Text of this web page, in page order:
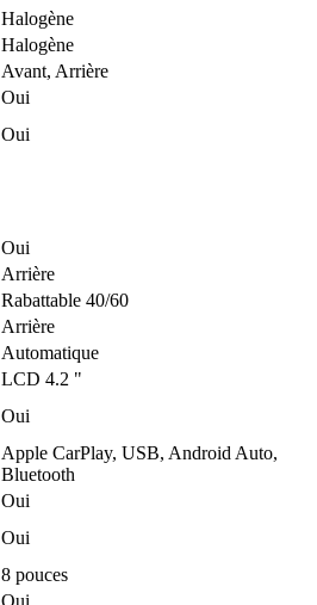
Halogène
Halogène
Avant, Arrière
Oui
Oui
Oui
Arrière
Rabattable 40/60
Arrière
Automatique
LCD 4.2 "
Oui
Apple CarPlay, USB, Android Auto,
Bluetooth
Oui
Oui
8 pouces
Oui